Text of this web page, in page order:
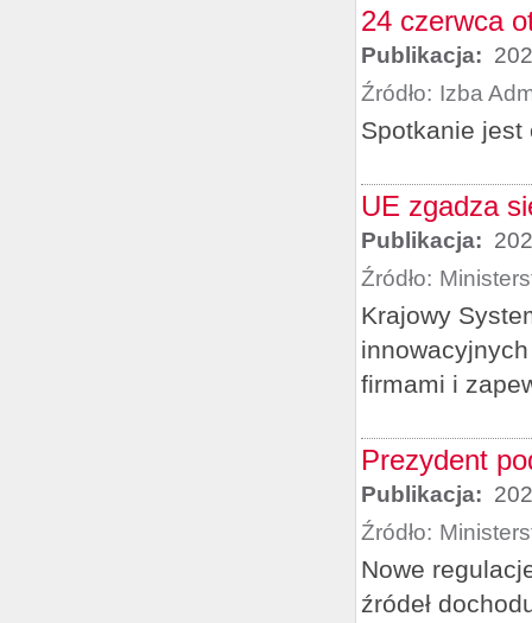
24 czerwca
Publikacja:
Źródło: Izba
Spotkanie jest
UE zgadza
Publikacja:
Źródło:
Krajowy
firmami i
Prezydent
Publikacja:
Źródło:
Nowe
źródeł